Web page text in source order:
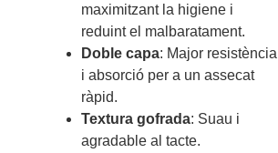
maximitzant la higiene i
reduint el malbaratament.
Doble capa: Major resistència
i absorció per a un assecat
ràpid.
Textura gofrada: Suau i
agradable al tacte.